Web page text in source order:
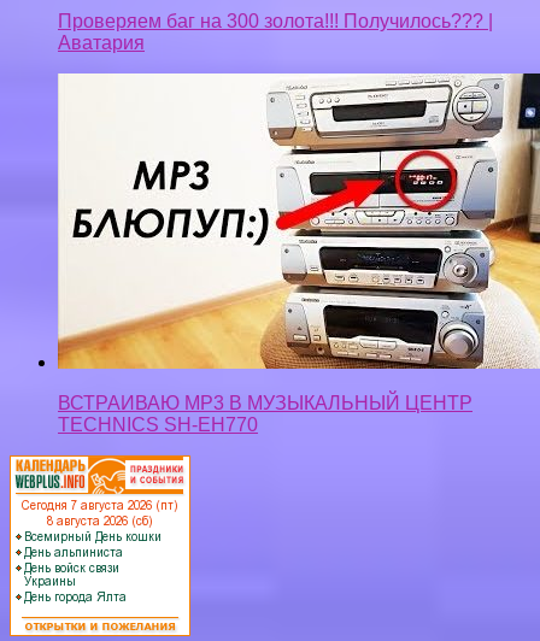
Проверяем баг на 300 золота!!! Получилось??? |
Аватария
ВСТРАИВАЮ MP3 В МУЗЫКАЛЬНЫЙ ЦЕНТР
TECHNICS SH-EH770